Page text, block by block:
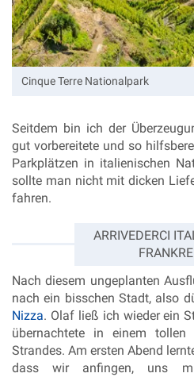
Cinque Terre Nationalpark
Seitdem bin ich der
gut vorbereitete und so
Parkplätzen in italienischen
sollte man nicht mit dicken
fahren.
ARRIVEDERCI
Nach diesem ungeplanten
nach ein bisschen Stadt, also
Nizza. Olaf ließ ich wieder ein
übernachtete in einem
Strandes. Am ersten Abend
dass wir anfingen, uns